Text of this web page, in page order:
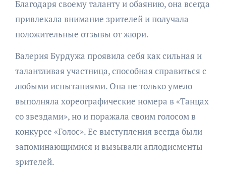
Благодаря своему таланту и обаянию, она всегда
привлекала внимание зрителей и получала
положительные отзывы от жюри.
Валерия Бурдужа проявила себя как сильная и
талантливая участница, способная справиться с
любыми испытаниями. Она не только умело
выполняла хореографические номера в «Танцах
со звездами», но и поражала своим голосом в
конкурсе «Голос». Ее выступления всегда были
запоминающимися и вызывали аплодисменты
зрителей.